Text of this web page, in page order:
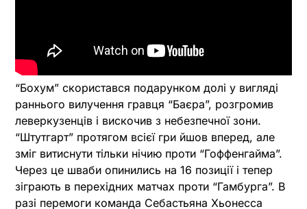
“Бохум” скористався подарунком долі у вигляді
раннього вилучення гравця “Баєра”, розгромив
леверкузенців і вискочив з небезпечної зони.
“Штутгарт” протягом всієї гри йшов вперед, але
зміг витиснути тільки нічию проти “Гоффенгайма”.
Через це шваби опинились на 16 позиції і тепер
зіграють в перехідних матчах проти “Гамбурга”. В
разі перемоги команда Себастьяна Хьонесса